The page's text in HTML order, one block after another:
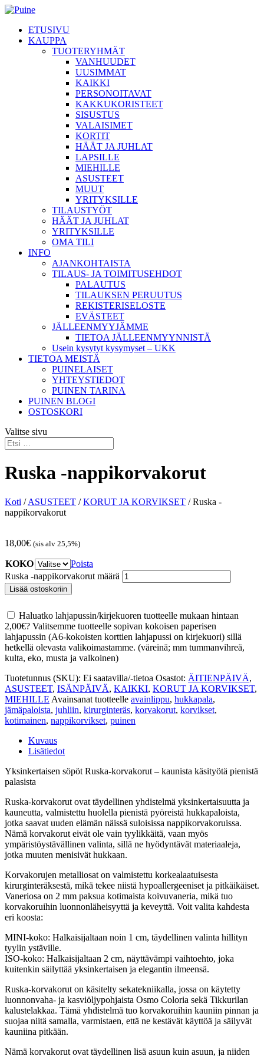
ETUSIVU
KAUPPA
TUOTERYHMÄT
VANHUUDET
UUSIMMAT
KAIKKI
PERSONOITAVAT
KAKKUKORISTEET
SISUSTUS
VALAISIMET
KORTIT
HÄÄT JA JUHLAT
LAPSILLE
MIEHILLE
ASUSTEET
MUUT
YRITYKSILLE
TILAUSTYÖT
HÄÄT JA JUHLAT
YRITYKSILLE
OMA TILI
INFO
AJANKOHTAISTA
TILAUS- JA TOIMITUSEHDOT
PALAUTUS
TILAUKSEN PERUUTUS
REKISTERISELOSTE
EVÄSTEET
JÄLLEENMYYJÄMME
TIETOA JÄLLEENMYYNNISTÄ
Usein kysytyt kysymyset – UKK
TIETOA MEISTÄ
PUINELAISET
YHTEYSTIEDOT
PUINEN TARINA
PUINEN BLOGI
OSTOSKORI
Valitse sivu
Ruska -nappikorvakorut
Koti /ASUSTEET /KORUT JA KORVIKSET / Ruska -
nappikorvakorut
18,00€ (sis alv 25,5%)
KOKO
Poista
Ruska -nappikorvakorut määrä
Lisää ostoskoriin
Haluatko lahjapussin/kirjekuoren tuotteelle mukaan hintaan
2,00€? Valitsemme tuotteelle sopivan kokoisen paperisen
lahjapussin (A6-kokoisten korttien lahjapussi on kirjekuori) sillä
hetkellä olevasta valikoimastamme. (väreinä; mm tummanvihreä,
kulta, eko, musta ja valkoinen)
Tuotetunnus (SKU): Ei saatavilla/-tietoa Osastot: ÄITIENPÄIVÄ,
ASUSTEET, ISÄNPÄIVÄ, KAIKKI, KORUT JA KORVIKSET,
MIEHILLE Avainsanat tuotteelle avainlippu, hukkapala,
jämäpaloista, juhliin, kirurginteräs, korvakorut, korvikset,
kotimainen, nappikorvikset, puinen
Kuvaus
Lisätiedot
Yksinkertaisen söpöt Ruska-korvakorut – kaunista käsityötä pienistä
palasista
Ruska-korvakorut ovat täydellinen yhdistelmä yksinkertaisuutta ja
kauneutta, valmistettu huolella pienistä pyöreistä hukkapaloista,
jotka saavat uuden elämän näissä suloisissa nappikorvakoruissa.
Nämä korvakorut eivät ole vain tyylikkäitä, vaan myös
ympäristöystävällinen valinta, sillä ne hyödyntävät materiaaleja,
jotka muuten menisivät hukkaan.
Korvakorujen metalliosat on valmistettu korkealaatuisesta
kirurginteräksestä, mikä tekee niistä hypoallergeeniset ja pitkäikäiset.
Vaneriosa on 2 mm paksua kotimaista koivuvaneria, mikä tuo
korvakoruihin luonnonläheisyyttä ja keveyttä. Voit valita kahdesta
eri koosta:
MINI-koko: Halkaisijaltaan noin 1 cm, täydellinen valinta hillityn
tyylin ystäville.
ISO-koko: Halkaisijaltaan 2 cm, näyttävämpi vaihtoehto, joka
kuitenkin säilyttää yksinkertaisen ja elegantin ilmeensä.
Ruska-korvakorut on käsitelty sekatekniikalla, jossa on käytetty
luonnonvaha- ja kasviöljypohjaista Osmo Coloria sekä Tikkurilan
kalustelakkaa. Tämä yhdistelmä tuo korvakoruihin kauniin pinnan ja
suojaa niitä samalla, varmistaen, että ne kestävät käyttöä ja säilyvät
kauniina pitkään.
Nämä korvakorut ovat täydellinen lisä asuun kuin asuun, ja niiden